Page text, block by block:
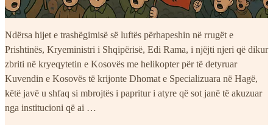
Ndërsa hijet e trashëgimisë së luftës përhapeshin në rrugët e
Prishtinës, Kryeministri i Shqipërisë, Edi Rama, i njëjti njeri që dikur
zbriti në kryeqytetin e Kosovës me helikopter për të detyruar
Kuvendin e Kosovës të krijonte Dhomat e Specializuara në Hagë,
këtë javë u shfaq si mbrojtës i papritur i atyre që sot janë të akuzuar
nga institucioni që ai …